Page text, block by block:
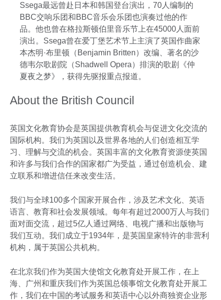
Ssega最远曾赴日本和韩国登台演出，70人编制的
BBC交响乐团和BBC音乐会乐团也演奏过他的作
品。他也曾在格拉斯顿伯里音乐节上在45000人面前
演出。Ssega曾在爱丁堡艺术节上主演了英国作曲家
本杰明·布里顿（Benjamin Britten）改编、著名的沙
德韦尔歌剧院（Shadwell Opera）排演的歌剧《仲
夏夜之梦》，获得先驱报重点报道。
About the British Council
英国文化教育协会是英国提供教育机会与促进文化交流的
国际机构。我们为英国以及世界各地的人们创造相互学
习、理解与交流的机会。英国丰富的文化教育资源使英国
和许多与我们合作的国家都广为受益，通过创造机会、建
立联系和增进信任来改变生活。
我们与全球100多个国家开展合作，涉及艺术文化、英语
语言、教育和社会发展领域。每年有超过2000万人与我们
面对面交流，超过5亿人通过网络、电视广播和出版物与
我们互动。我们成立于1934年，是英国皇家特许的非营利
机构，属于英国公共机构。
在北京我们作为英国大使馆文化教育处开展工作，在上
海、广州和重庆我们作为英国总领事馆文化教育处开展工
作，我们在中国的考试服务和英语中心以外商独资企业形